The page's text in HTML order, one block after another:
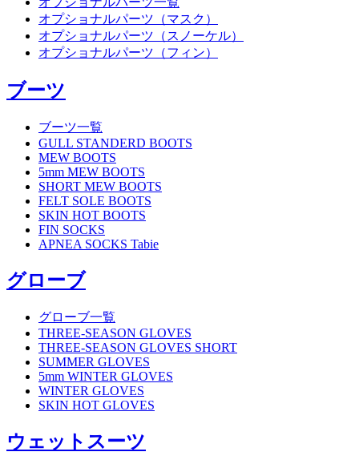
オプショナルパーツ（マスク）
オプショナルパーツ（スノーケル）
オプショナルパーツ（フィン）
ブーツ
ブーツ一覧
GULL STANDERD BOOTS
MEW BOOTS
5mm MEW BOOTS
SHORT MEW BOOTS
FELT SOLE BOOTS
SKIN HOT BOOTS
FIN SOCKS
APNEA SOCKS Tabie
グローブ
グローブ一覧
THREE-SEASON GLOVES
THREE-SEASON GLOVES SHORT
SUMMER GLOVES
5mm WINTER GLOVES
WINTER GLOVES
SKIN HOT GLOVES
ウェットスーツ